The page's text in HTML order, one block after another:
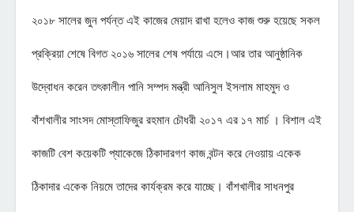
২০১৮ সালের জুন পর্যন্ত এই কাজের মেয়াদ রাখা হলেও কাজ শুরু হয়েছে সকল
প্রক্রিয়া শেষে বিগত ২০১৬ সালের শেষ পর্যায়ে এসে।আর তার আনুষ্ঠানিক
উদ্বোধন করেন তৎকালীন পানি সম্পদ মন্ত্রী আনিসুল ইসলাম মাহমুদ ও
বাঁশখালীর সাংসদ মোস্তাফিজুর রহমান চৌধরী ২০১৭ এর ১৭ মার্চ । বিশাল এই
কাজটি বেশ কয়েকটি প্যাকেজে ঠিকাদারগণ কাজ বন্টন করে নেওয়ায় একেক
ঠিকাদার একেক নিয়মে তাদের কার্যক্রম করে যাচ্ছে। বাঁশখালীর সাধনপুর